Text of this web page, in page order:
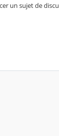
un sujet de